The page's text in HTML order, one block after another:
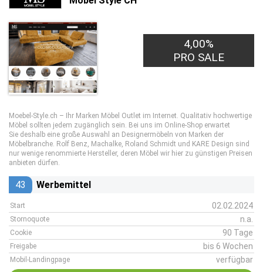
4,00%
PRO SALE
Moebel-Style.ch – Ihr Marken Möbel Outlet im Internet. Qualitativ hochwertige
Möbel sollten jedem zugänglich sein. Bei uns im Online-Shop erwartet
Sie deshalb eine große Auswahl an Designermöbeln von Marken der
Möbelbranche. Rolf Benz, Machalke, Roland Schmidt und KARE Design sind
nur wenige renommierte Hersteller, deren Möbel wir hier zu günstigen Preisen
anbieten dürfen.
43 Werbemittel
Start 02.02.2024
Stornoquote n.a.
Cookie 90 Tage
Freigabe bis 6 Wochen
Mobil-Landingpage verfügbar